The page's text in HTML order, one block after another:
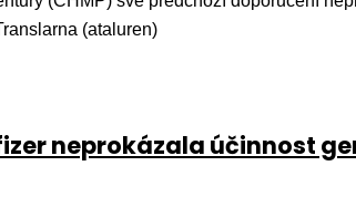
(ataluren)
neprokázala účinnost